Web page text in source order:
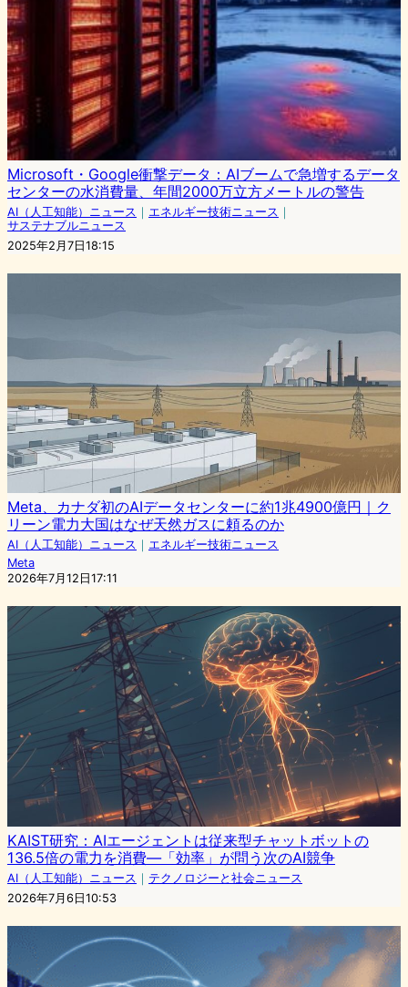
Microsoft・Google衝撃データ：AIブームで急増するデータ
センターの水消費量、年間2000万立方メートルの警告
AI（人工知能）ニュース ｜ エネルギー技術ニュース ｜
サステナブルニュース
2025年2月7日18:15
Meta、カナダ初のAIデータセンターに約1兆4900億円｜ク
リーン電力大国はなぜ天然ガスに頼るのか
AI（人工知能）ニュース ｜ エネルギー技術ニュース
Meta
2026年7月12日17:11
KAIST研究：AIエージェントは従来型チャットボットの
136.5倍の電力を消費—「効率」が問う次のAI競争
AI（人工知能）ニュース ｜ テクノロジーと社会ニュース
2026年7月6日10:53